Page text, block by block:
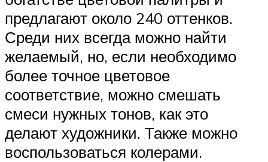
предлагают около 240 оттенков.
Среди них всегда можно найти
желаемый, но, если необходимо
более точное цветовое
соответствие, можно смешать
смеси нужных тонов, как это
делают художники. Также можно
воспользоваться колерами.